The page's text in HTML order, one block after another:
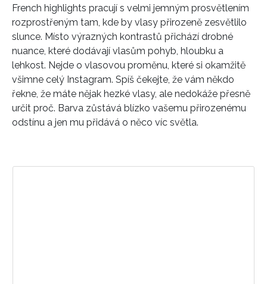
French highlights pracují s velmi jemným prosvětlením
rozprostřeným tam, kde by vlasy přirozeně zesvětlilo
slunce. Místo výrazných kontrastů přichází drobné
nuance, které dodávají vlasům pohyb, hloubku a
lehkost. Nejde o vlasovou proměnu, které si okamžitě
všimne celý Instagram. Spíš čekejte, že vám někdo
řekne, že máte nějak hezké vlasy, ale nedokáže přesně
určit proč. Barva zůstává blízko vašemu přirozenému
odstínu a jen mu přidává o něco víc světla.